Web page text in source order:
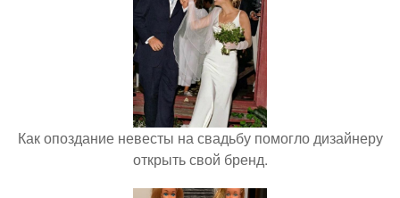
Как опоздание невесты на свадьбу помогло дизайнеру
открыть свой бренд.